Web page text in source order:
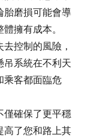
胎磨損可能會導
擁有成本。
控制的風險，
吊系統在不利天
乘客都面臨危
僅確保了更平穩
高了您和路上其